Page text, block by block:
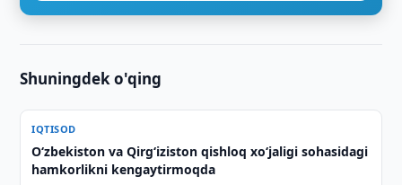
Shuningdek o'qing
IQTISOD
Oʻzbekiston va Qirgʻiziston qishloq xoʻjaligi sohasidagi
hamkorlikni kengaytirmoqda